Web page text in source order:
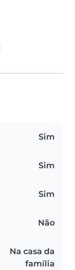
Sim
Sim
Sim
Não
Na casa da
família